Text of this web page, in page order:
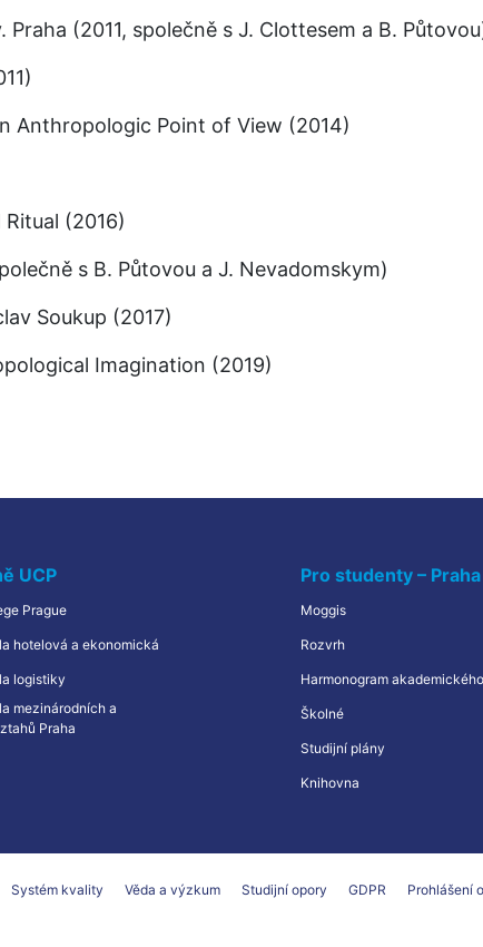
(2011, společně s J. Clottesem a B.
Anthropologic Point of View (2014)
(2016)
s B. Půtovou a J. Nevadomskym)
Soukup (2017)
Imagination (2019)
UCP
Prague
hotelová a ekonomická
logistiky
mezinárodních a
Praha
Pro studenty – Praha
Moggis
Rozvrh
Harmonogram
Školné
Studijní plány
Knihovna
Systém kvality Věda a výzkum Studijní opory GDPR Prohlášení